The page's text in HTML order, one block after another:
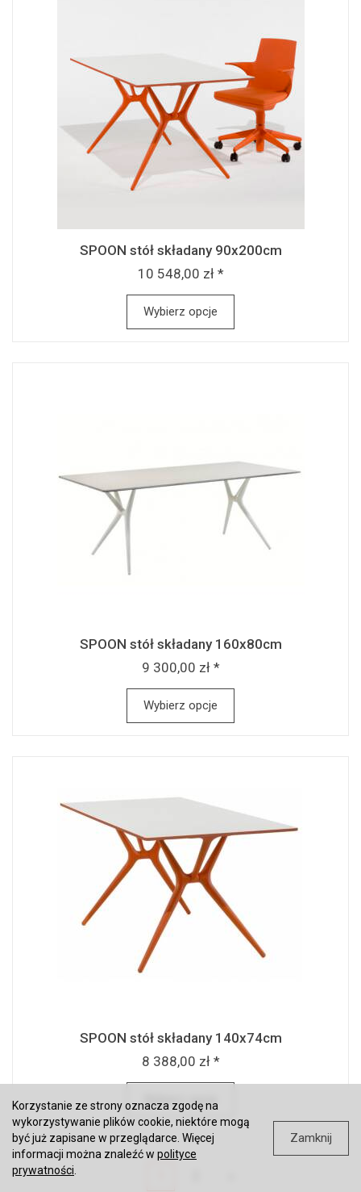
SPOON stół składany 90x200cm
10 548,00 zł *
Wybierz opcje
SPOON stół składany 160x80cm
9 300,00 zł *
Wybierz opcje
SPOON stół składany 140x74cm
8 388,00 zł *
Wybierz opcje
Korzystanie ze strony oznacza zgodę na
wykorzystywanie plików cookie, niektóre mogą
być już zapisane w przeglądarce. Więcej
informacji można znaleźć w polityce
prywatności
Zamknij